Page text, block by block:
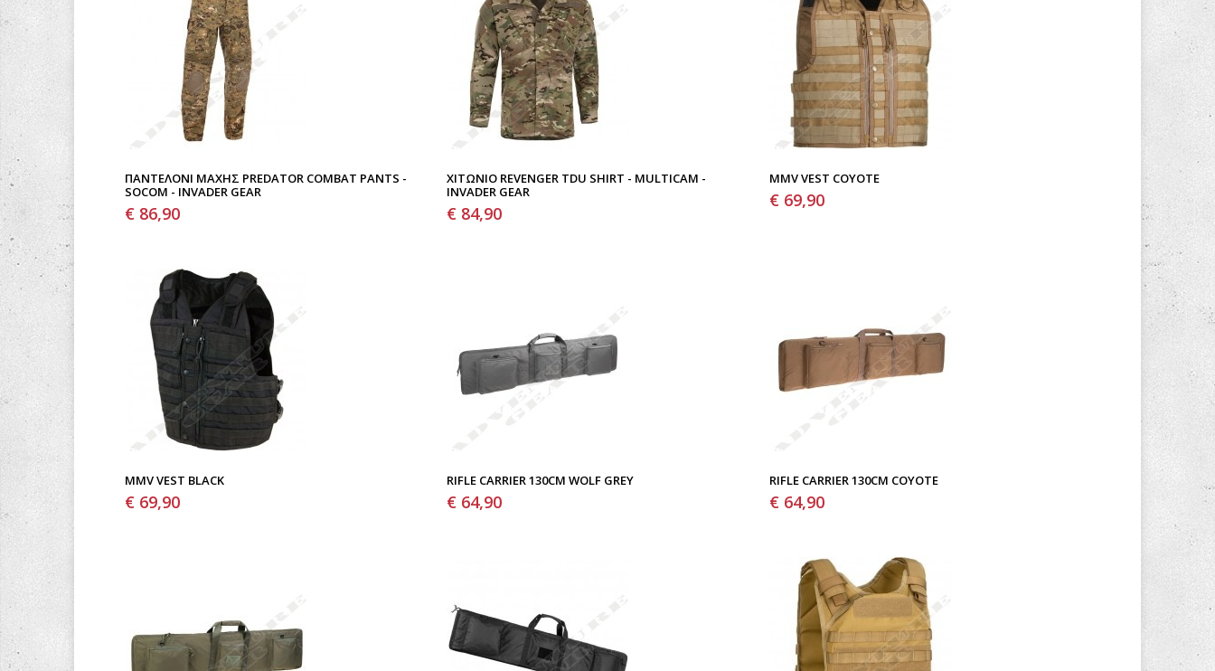
ΠΑΝΤΕΛΌΝΙ ΜΆΧΗΣ PREDATOR COMBAT PANTS -
SOCOM - INVADER GEAR
€ 86,90
ΧΙΤΏΝΙΟ REVENGER TDU SHIRT - MULTICAM -
INVADER GEAR
€ 84,90
MMV VEST COYOTE
€ 69,90
MMV VEST BLACK
€ 69,90
RIFLE CARRIER 130CM WOLF GREY
€ 64,90
RIFLE CARRIER 130CM COYOTE
€ 64,90